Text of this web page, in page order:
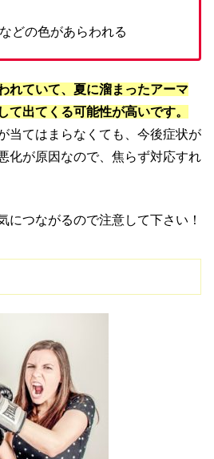
どの色があらわれる
れていて、夏に溜まったアーマ
て出てくる可能性が高いです。
当てはまらなくても、今後症状が
化が原因なので、焦らず対応すれ
につながるので注意して下さい！